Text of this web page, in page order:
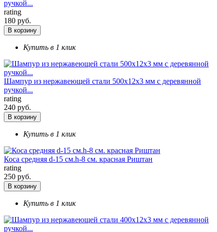
ручкой...
rating
180 руб.
В корзину
Купить в 1 клик
Шампур из нержавеющей стали 500х12х3 мм с деревянной
ручкой...
rating
240 руб.
В корзину
Купить в 1 клик
Коса средняя d-15 см.h-8 см. красная Риштан
rating
250 руб.
В корзину
Купить в 1 клик